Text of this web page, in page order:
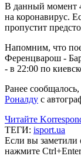
В данный момент
на коронавирус.
пропустит
Напомним, что
Ференцварош -
- в 22:00 по
Ранее
Роналду с
Читайте
ТЕГИ: isport.ua
Если вы заметили
нажмите